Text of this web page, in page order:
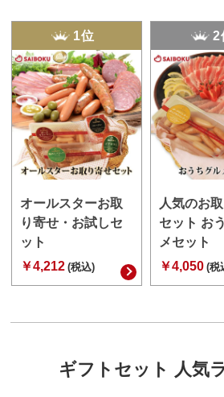
1位
オールスターお取
り寄せ・お試しセ
ット
￥4,212 (税込)
2
人気のお
セット お
メセット
￥4,050 (税
ギフトセット 人気